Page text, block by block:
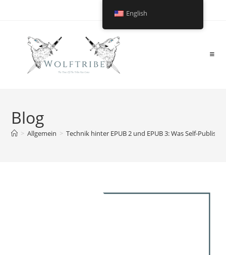
Blog
> Allgemein > Technik hinter EPUB 2 und EPUB 3: Was Self-
English